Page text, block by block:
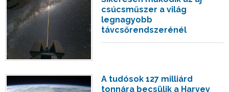
csúcsműszer a világ
legnagyobb
távcsőrendszerénél
A tudósok 127 milliárd
tonnára becsülik a Harvey